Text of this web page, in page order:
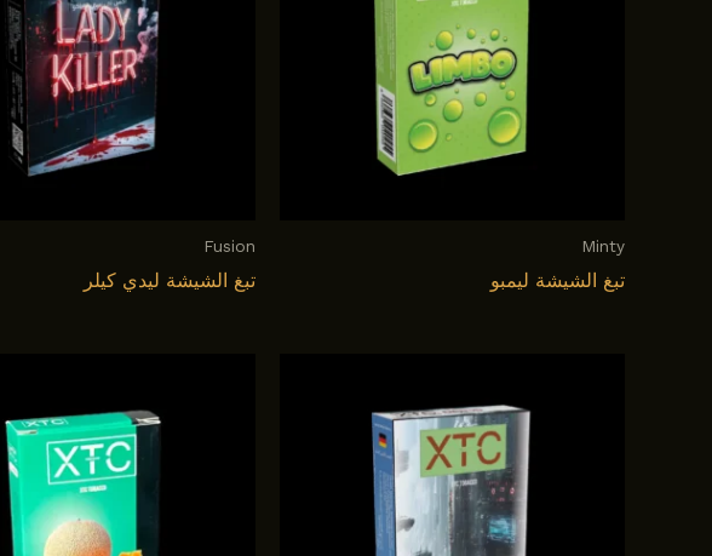
Minty
تبغ الشيشة ليمبو
Fusion
تبغ الشيشة لیدي کیلر